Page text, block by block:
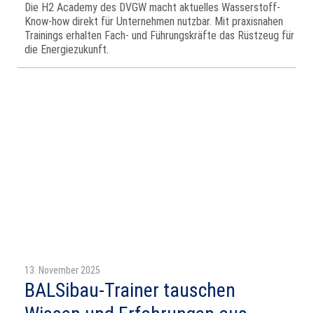
Die H2 Academy des DVGW macht aktuelles Wasserstoff-
Know-how direkt für Unternehmen nutzbar. Mit praxisnahen
Trainings erhalten Fach- und Führungskräfte das Rüstzeug für
die Energiezukunft.
13. November 2025
BALSibau-Trainer tauschen